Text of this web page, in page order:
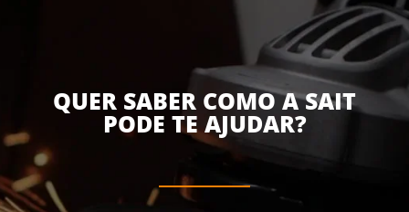
QUER SABER COMO A SAIT
PODE TE AJUDAR?